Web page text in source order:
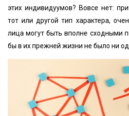
этих индивидуумов? Вовсе нет:
тот или другой тип характера,
лица могут быть вполне сходными
бы в их прежней жизни не было ни